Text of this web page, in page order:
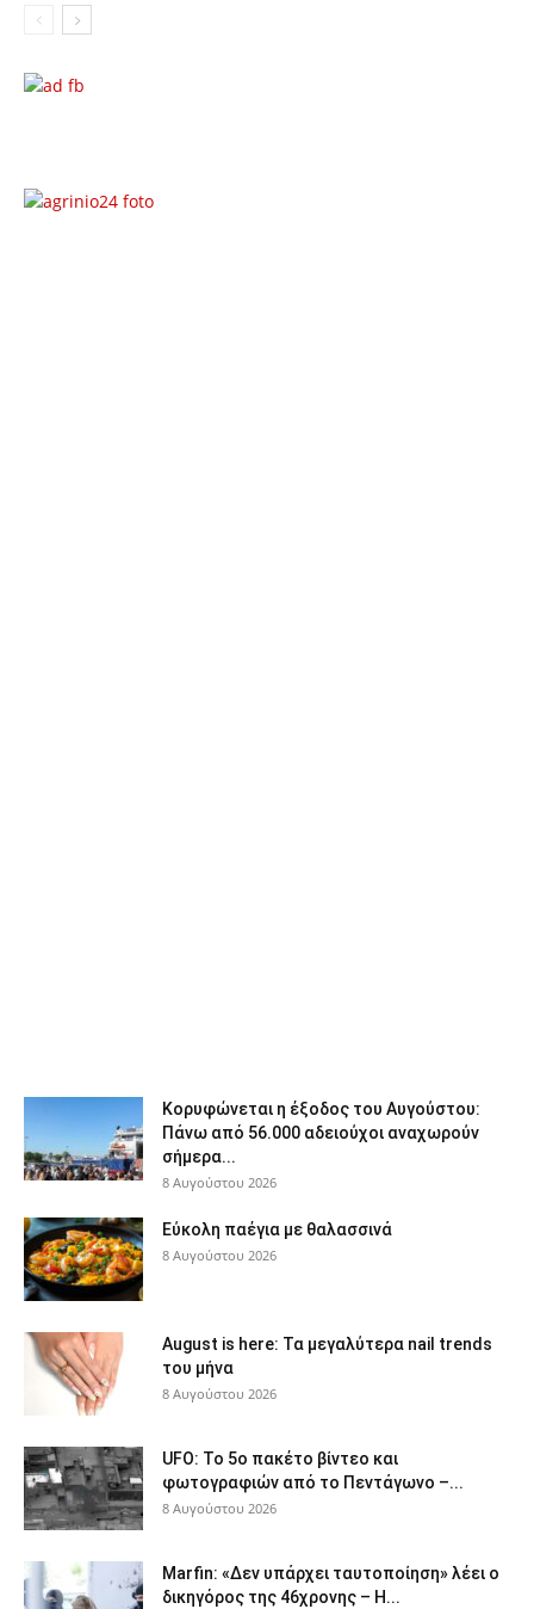
Κορυφώνεται η έξοδος του Αυγούστου:
Πάνω από 56.000 αδειούχοι αναχωρούν
σήμερα...
8 Αυγούστου 2026
Εύκολη παέγια με θαλασσινά
8 Αυγούστου 2026
August is here: Τα μεγαλύτερα nail trends
του μήνα
8 Αυγούστου 2026
UFO: Το 5ο πακέτο βίντεο και
φωτογραφιών από το Πεντάγωνο –...
8 Αυγούστου 2026
Marfin: «Δεν υπάρχει ταυτοποίηση» λέει ο
δικηγόρος της 46χρονης – Η...